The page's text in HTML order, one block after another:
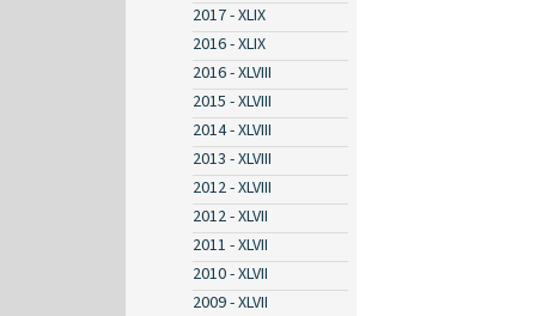
2017 - XLIX
2016 - XLIX
2016 - XLVIII
2015 - XLVIII
2014 - XLVIII
2013 - XLVIII
2012 - XLVIII
2012 - XLVII
2011 - XLVII
2010 - XLVII
2009 - XLVII